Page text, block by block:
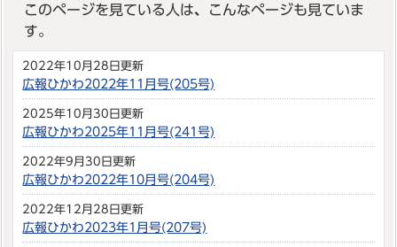
このページを見ている人は、こんなページも見ていま
す。
2022年10月28日更新
広報ひかわ2022年11月号(205号)
2025年10月30日更新
広報ひかわ2025年11月号(241号)
2022年9月30日更新
広報ひかわ2022年10月号(204号)
2022年12月28日更新
広報ひかわ2023年1月号(207号)